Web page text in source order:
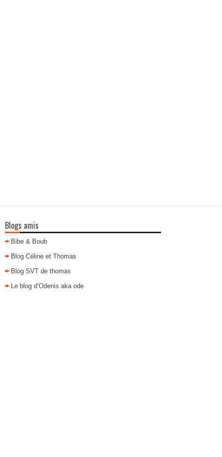
Blogs amis
Bibe & Boub
Blog Céline et Thomas
Blog SVT de thomas
Le blog d’Odenis aka ode